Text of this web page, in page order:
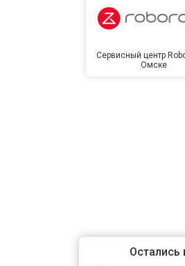
Сервисный центр
Омске
Остались